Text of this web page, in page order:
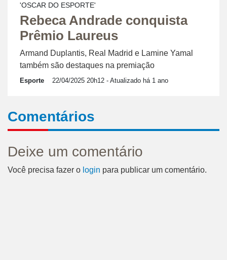
'OSCAR DO ESPORTE'
Rebeca Andrade conquista
Prêmio Laureus
Armand Duplantis, Real Madrid e Lamine Yamal
também são destaques na premiação
Esporte 22/04/2025 20h12 - Atualizado há 1 ano
Comentários
Deixe um comentário
Você precisa fazer o login para publicar um comentário.